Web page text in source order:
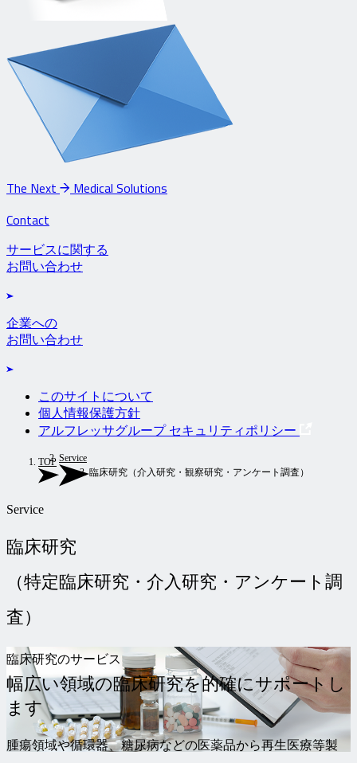
The Next
Medical Solutions
Contact
サービスに関する
お問い合わせ
企業への
お問い合わせ
このサイトについて
個人情報保護方針
アルフレッサグループ セキュリティポリシー
TOP Service
臨床研究（介入研究・観察研究・アンケート調査）
Service
臨床研究
（特定臨床研究・介入研究・アンケート調
査）
臨床研究のサービス
幅広い領域の臨床研究を的確にサポートし
ます
腫瘍領域や循環器、糖尿病などの医薬品から再生医療等製